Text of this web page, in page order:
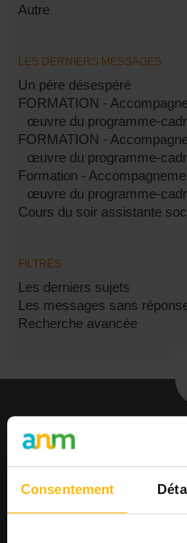
Consentement
Autre
LES DERNIERS MESSAGES
Un père désespéré
FORMATION -
œuvre du programme-
FORMATION -
œuvre du programme-
Formation -
œuvre du programme-
Cours du soir assistante
FILTRES
Les derniers sujets
Les messages sans
Recherche avancée